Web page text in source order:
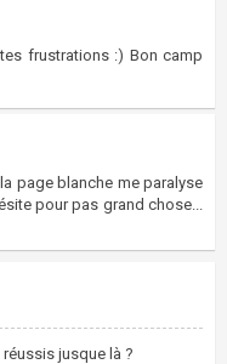
frustrations :) Bon camp
page blanche me paralyse
pour pas grand chose...
jusque là ?